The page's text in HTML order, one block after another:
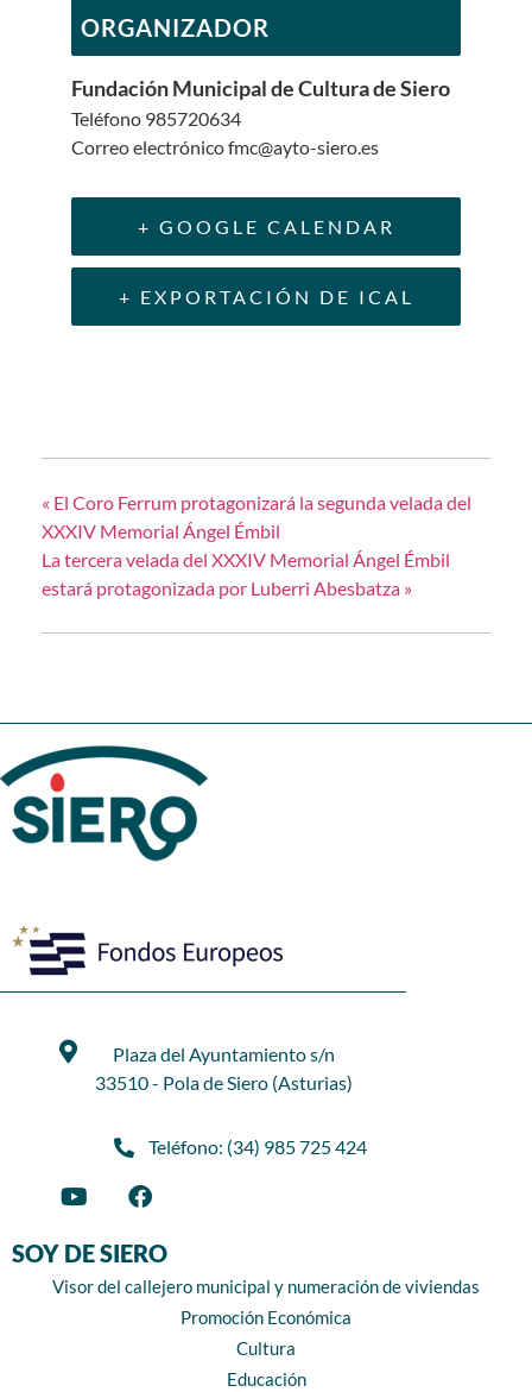
ORGANIZADOR
Fundación Municipal de Cultura de Siero
Teléfono 985720634
Correo electrónicofmc@ayto-siero.es
+ GOOGLE CALENDAR
+ EXPORTACIÓN DE ICAL
« El Coro Ferrum protagonizará la segunda velada del
XXXIV Memorial Ángel Émbil
La tercera velada del XXXIV Memorial Ángel Émbil
estará protagonizada por Luberri Abesbatza »
Plaza del Ayuntamiento s/n
33510 - Pola de Siero (Asturias)
Teléfono: (34) 985 725 424
SOY DE SIERO
Visor del callejero municipal y numeración de viviendas
Promoción Económica
Cultura
Educación